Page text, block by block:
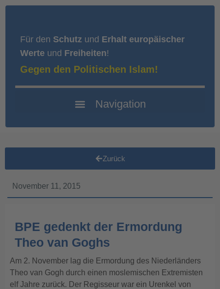
Für den Schutz und Erhalt europäischer
Werte und Freiheiten!
Gegen den Politischen Islam!
Zurück
November 11, 2015
BPE gedenkt der Ermordung
Theo van Goghs
Am 2. November lag die Ermordung des Niederländers
Theo van Gogh durch einen moslemischen Extremisten
elf Jahre zurück. Der Regisseur war ein Urenkel von